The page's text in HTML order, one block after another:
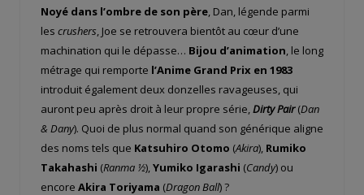
Noyé dans l’ombre de son père , Dan, légende parmi
les crushers , Joe se retrouvera bientôt au cœur d’une
machination qui le dépasse… Bijou d’animation , le long
métrage qui remporte l’Anime Grand Prix en 1983
introduit également deux donzelles ravageuses, qui
auront peu après droit à leur propre série, Dirty Pair(Dan
& Dany). Quoi de plus normal quand son générique aligne
des noms tels que Katsuhiro Otomo (Akira), Rumiko
Takahashi (Ranma ½), Yumiko Igarashi (Candy) ou
encore Akira Toriyama (Dragon Ball) ?